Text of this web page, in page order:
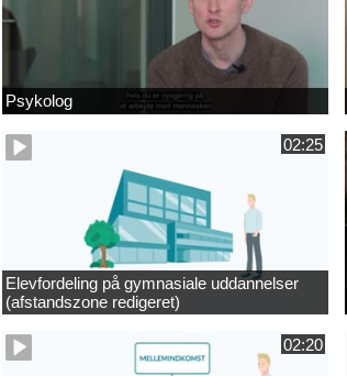
Psykolog
02:25
Elevfordeling på gymnasiale uddannelser
(afstandszone redigeret)
02:20